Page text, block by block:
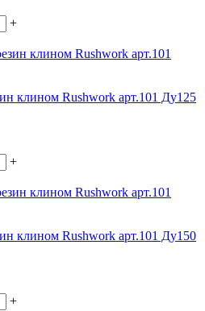
+
клином Rushwork арт.101 Ду125
+
клином Rushwork арт.101 Ду150
+